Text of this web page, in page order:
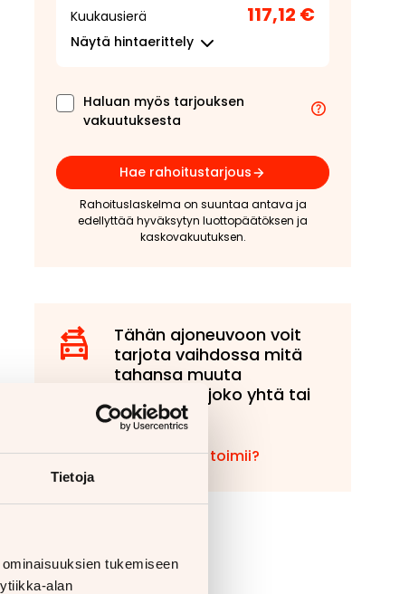
Tietoja
tukemiseen
alan
Kuukausierä 117,12 €
Näytä hintaerittely
Haluan myös tarjouksen
vakuutuksesta
Hae rahoitustarjous
Rahoituslaskelma on suuntaa antava ja
edellyttää hyväksytyn luottopäätöksen ja
kaskovakuutuksen.
Tähän ajoneuvoon voit
tarjota vaihdossa mitä
tahansa muuta
ajoneuvoa, joko yhtä tai
useampaa!
Miten vaihto toimii?